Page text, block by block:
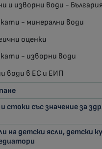
и изворни води - България
- минерални води
оценки
- изворни води
води в ЕС и ЕИП
стоки със значение за
на детски ясли, детски